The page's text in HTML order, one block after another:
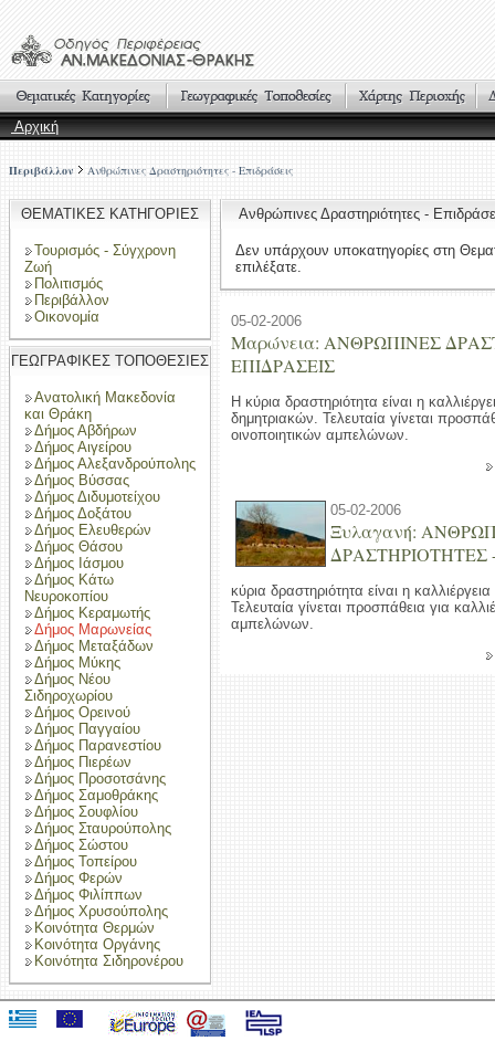
Αρχική
Περιβάλλον Ανθρώπινες Δραστηριότητες - Επιδράσεις
ΘΕΜΑΤΙΚΕΣ ΚΑΤΗΓΟΡΙΕΣ
Τουρισμός - Σύγχρονη
Ζωή
Πολιτισμός
Περιβάλλον
Οικονομία
ΓΕΩΓΡΑΦΙΚΕΣ ΤΟΠΟΘΕΣΙΕΣ
Ανατολική Μακεδονία
και Θράκη
Δήμος Αβδήρων
Δήμος Αιγείρου
Δήμος Αλεξανδρούπολης
Δήμος Βύσσας
Δήμος Διδυμοτείχου
Δήμος Δοξάτου
Δήμος Ελευθερών
Δήμος Θάσου
Δήμος Ιάσμου
Δήμος Κάτω
Νευροκοπίου
Δήμος Κεραμωτής
Δήμος Μαρωνείας
Δήμος Μεταξάδων
Δήμος Μύκης
Δήμος Νέου
Σιδηροχωρίου
Δήμος Ορεινού
Δήμος Παγγαίου
Δήμος Παρανεστίου
Δήμος Πιερέων
Δήμος Προσοτσάνης
Δήμος Σαμοθράκης
Δήμος Σουφλίου
Δήμος Σταυρούπολης
Δήμος Σώστου
Δήμος Τοπείρου
Δήμος Φερών
Δήμος Φιλίππων
Δήμος Χρυσούπολης
Κοινότητα Θερμών
Κοινότητα Οργάνης
Κοινότητα Σιδηρονέρου
Ανθρώπινες Δραστηριότητες -
Δεν υπάρχουν υποκατηγορίες στη
επιλέξατε.
05-02-2006
Μαρώνεια: ΑΝΘΡΩΠΙΝΕΣ
ΕΠΙΔΡΑΣΕΙΣ
Η κύρια δραστηριότητα είναι η
δημητριακών. Τελευταία γίνεται
οινοποιητικών αμπελώνων.
05-02-2006
Ξυλαγανή:
ΔΡΑΣΤΗΡΙΟΤΗΤΕΣ
κύρια δραστηριότητα είναι η
Τελευταία γίνεται προσπάθεια για
αμπελώνων.